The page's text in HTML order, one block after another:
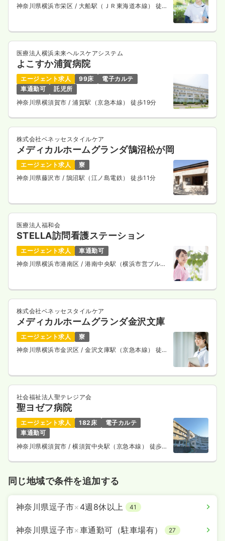
神奈川県横浜市栄区 / 大船駅（ＪＲ東海道本線） 徒歩
医療法人横浜未来ヘルスケアシステム
よこすか浦賀病院
エージェント求人 99床
電子カルテ
車通勤可
託児所
神奈川県横須賀市 / 浦賀駅（京急本線） 徒歩19分
株式会社ベネッセスタイルケア
メディカルホームグランダ鵠沼松が岡
エージェント求人
寮
神奈川県藤沢市 / 鵠沼駅（江ノ島電鉄） 徒歩11分
医療法人福和会
STELLA訪問看護ステーション
エージェント求人
車通勤可
神奈川県横浜市港南区/ 港南中央駅（横浜市営ブルー
株式会社ベネッセスタイルケア
メディカルホームグランダ金沢文庫
エージェント求人
寮
神奈川県横浜市金沢区/ 金沢文庫駅（京急本線） 徒歩
社会福祉法人聖テレジア会
聖ヨゼフ病院
エージェント求人 182床
電子カルテ
車通勤可
神奈川県横須賀市 / 横須賀中央駅（京急本線） 徒歩7
同じ地域で条件を追加する
神奈川県逗子市× 4週8休以上 41
神奈川県逗子市×車通勤可（駐車場有） 27